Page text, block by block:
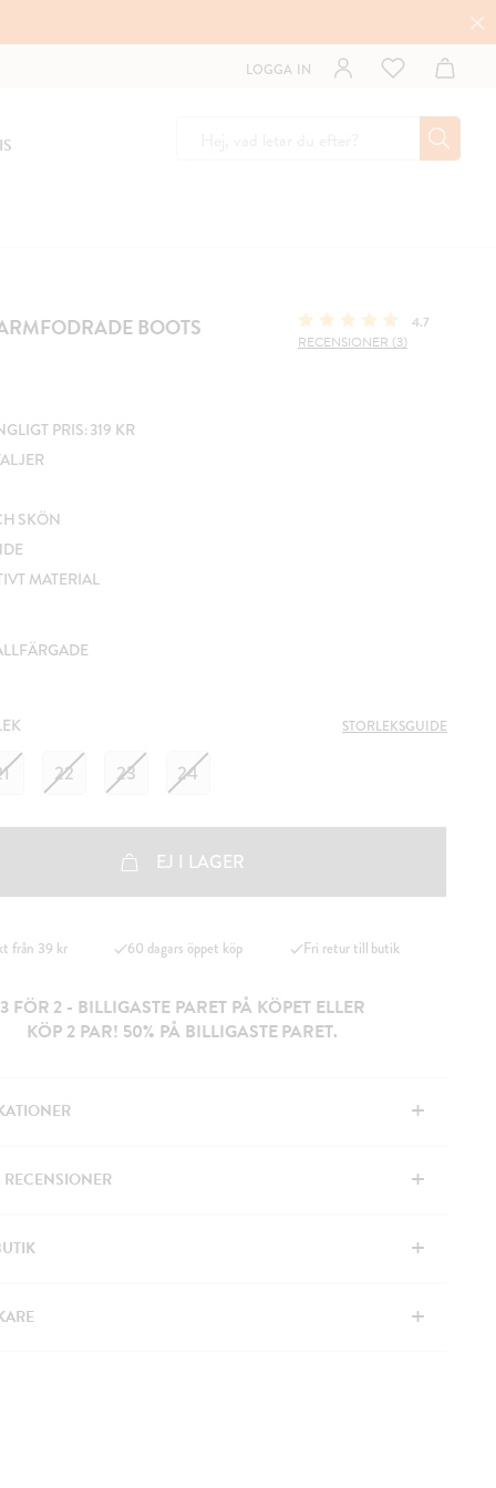
LOGGA IN
BOOTS
4.7
RECENSIONER (3)
PRIS: 319 KR
SKÖN
MATERIAL
STORLEKSGUIDE
22 23 24
EJ I LAGER
från 39 kr 60 dagars öppet köp Fri retur till butik
3 FÖR 2 - BILLIGASTE PARET PÅ KÖPET ELLER
KÖP 2 PAR! 50% PÅ BILLIGASTE PARET.
+
RECENSIONER +
+
+